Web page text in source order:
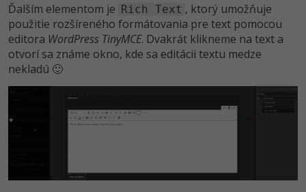
Ďalším elementom je Rich Text , ktorý umožňuje
použitie rozšíreného formátovania pre text pomocou
editora WordPress TinyMCE. Dvakrát klikneme na text a
otvorí sa známe okno, kde sa editácii textu medze
nekladú 🙂